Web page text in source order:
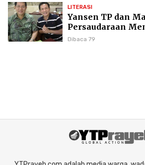
LITERASI
Yansen TP dan
Persaudaraan
Literasi Borneo
Dibaca 79